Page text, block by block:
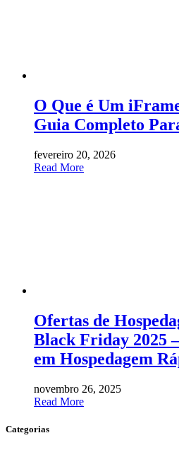
O Que é Um
Guia Completo
fevereiro 20, 2026
Read More
Ofertas de
Black Friday 2025
em Hospedagem
novembro 26, 2025
Read More
Categorias